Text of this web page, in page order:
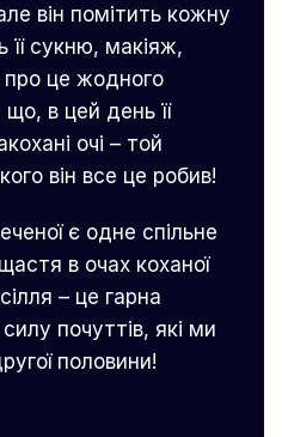
він помітить кожну
її сукню, макіяж,
про це жодного
в цей день її
очі – той
він все це робив!
є одне спільне
в очах коханої
– це гарна
почуттів, які ми
половини!